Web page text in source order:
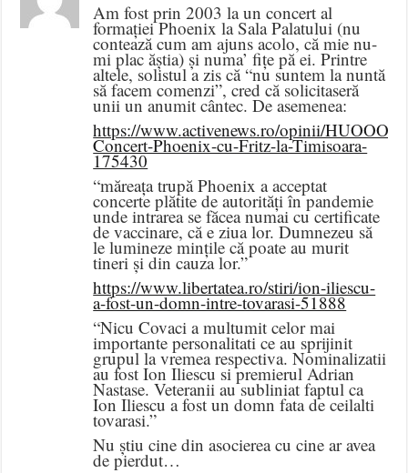
Am fost prin 2003 la un concert al
formației Phoenix la Sala Palatului (nu
contează cum am ajuns acolo, că mie nu-
mi plac ăștia) și numa’ fițe pă ei. Printre
altele, solistul a zis că “nu suntem la nuntă
să facem comenzi”, cred că solicitaseră
unii un anumit cântec. De asemenea:
https://www.activenews.ro/opinii/HUOOOO-
Concert-Phoenix-cu-Fritz-la-Timisoara-
175430
“măreața trupă Phoenix a acceptat
concerte plătite de autorități în pandemie
unde intrarea se făcea numai cu certificate
de vaccinare, că e ziua lor. Dumnezeu să
le lumineze mințile că poate au murit
tineri și din cauza lor.”
https://www.libertatea.ro/stiri/ion-iliescu-
a-fost-un-domn-intre-tovarasi-51888
“Nicu Covaci a multumit celor mai
importante personalitati ce au sprijinit
grupul la vremea respectiva. Nominalizatii
au fost Ion Iliescu si premierul Adrian
Nastase. Veteranii au subliniat faptul ca
Ion Iliescu a fost un domn fata de ceilalti
tovarasi.”
Nu știu cine din asocierea cu cine ar avea
de pierdut…